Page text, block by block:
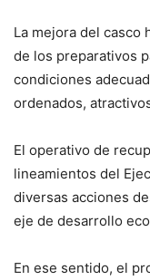
La mejora del casco
de los preparativos
condiciones
ordenados,
El operativo de
lineamientos del
diversas acciones
eje de desarrollo
En ese sentido, el